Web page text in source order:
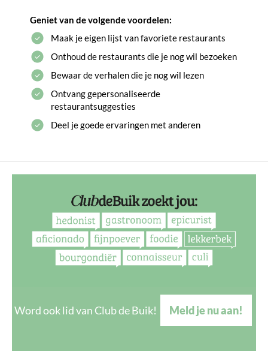
Geniet van de volgende voordelen:
Maak je eigen lijst van favoriete restaurants
Onthoud de restaurants die je nog wil bezoeken
Bewaar de verhalen die je nog wil lezen
Ontvang gepersonaliseerde
restaurantsuggesties
Deel je goede ervaringen met anderen
Word ook lid van Club de Buik! Meld je nu aan!